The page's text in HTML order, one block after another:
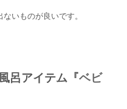
いものが良いです。
呂アイテム『ベビ